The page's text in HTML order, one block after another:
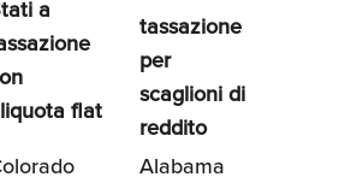
a
flat
tassazione
per
scaglioni di
reddito
Alabama